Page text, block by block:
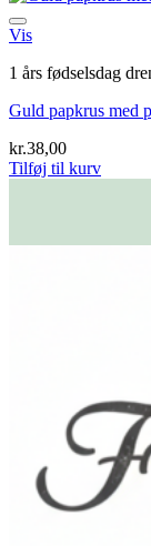
Vis
1 års fødselsdag
Guld papkrus med
kr.38,00
Tilføj til kurv